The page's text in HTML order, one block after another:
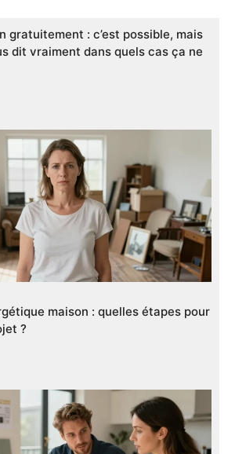
gratuitement : c’est possible, mais
dit vraiment dans quels cas ça ne
maison : quelles étapes pour
?